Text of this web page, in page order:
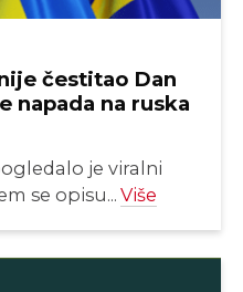
čestitao Dan
napada na ruska
je viralni
se opisu... Više